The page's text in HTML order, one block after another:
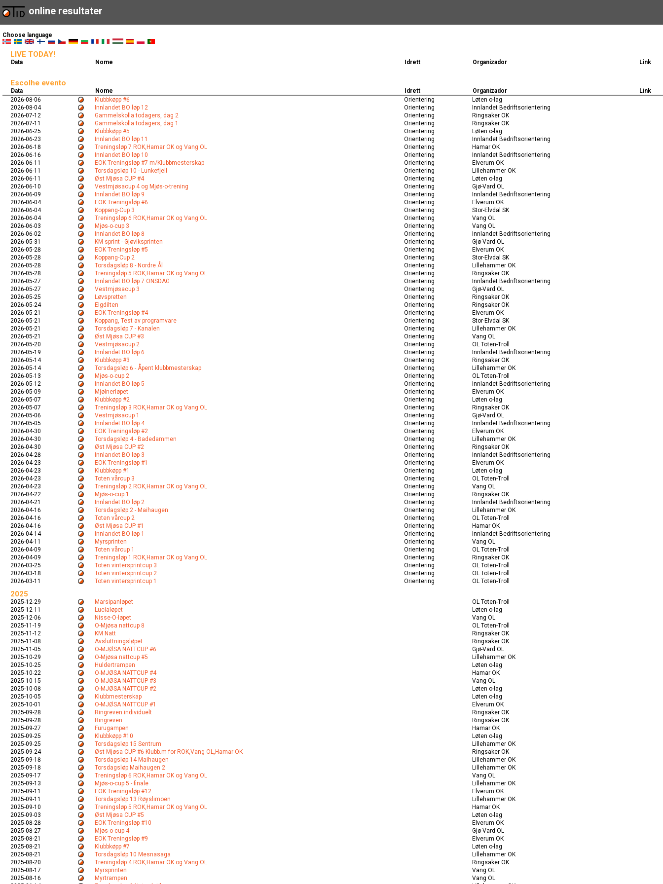
online resultater
Choose language
LIVE TODAY!
Data Nome Idrett Organizador Link
Escolhe evento
Data Nome Idrett Organizador
Link
2026-08-06
Klubbkøpp #6 Orientering
Løten o-lag
2026-08-04
Innlandet BO løp 12 Orientering
Innlandet Bedriftsorientering
2026-07-12
Gammelskolla todagers, dag 2 Orientering
Ringsaker OK
2026-07-11
Gammelskolla todagers, dag 1 Orientering
Ringsaker OK
2026-06-25
Klubbkøpp #5 Orientering
Løten o-lag
2026-06-23
Innlandet BO løp 11 Orientering
Innlandet Bedriftsorientering
2026-06-18
Treningsløp 7 ROK,Hamar OK og Vang OL Orientering
Hamar OK
2026-06-16
Innlandet BO løp 10 Orientering
Innlandet Bedriftsorientering
2026-06-11
EOK Treningsløp #7 m/Klubbmesterskap Orientering
Elverum OK
2026-06-11
Torsdagsløp 10 - Lunkefjell Orientering
Lillehammer OK
2026-06-11
Øst Mjøsa CUP #4 Orientering
Løten o-lag
2026-06-10
Vestmjøsacup 4 og Mjøs-o-trening Orientering
Gjø-Vard OL
2026-06-09
Innlandet BO løp 9 Orientering
Innlandet Bedriftsorientering
2026-06-04
EOK Treningsløp #6 Orientering
Elverum OK
2026-06-04
Koppang-Cup 3 Orientering
Stor-Elvdal SK
2026-06-04
Treningsløp 6 ROK,Hamar OK og Vang OL Orientering
Vang OL
2026-06-03
Mjøs-o-cup 3 Orientering
Vang OL
2026-06-02
Innlandet BO løp 8 Orientering
Innlandet Bedriftsorientering
2026-05-31
KM sprint - Gjøviksprinten Orientering
Gjø-Vard OL
2026-05-28
EOK Treningsløp #5 Orientering
Elverum OK
2026-05-28
Koppang-Cup 2 Orientering
Stor-Elvdal SK
2026-05-28
Torsdagsløp 8 - Nordre Ål Orientering
Lillehammer OK
2026-05-28
Treningsløp 5 ROK,Hamar OK og Vang OL Orientering
Ringsaker OK
2026-05-27
Innlandet BO løp 7 ONSDAG Orientering
Innlandet Bedriftsorientering
2026-05-27
Vestmjøsacup 3 Orientering
Gjø-Vard OL
2026-05-25
Løvspretten Orientering
Ringsaker OK
2026-05-24
Elgdilten Orientering
Ringsaker OK
2026-05-21
EOK Treningsløp #4 Orientering
Elverum OK
2026-05-21
Koppang, Test av programvare Orientering
Stor-Elvdal SK
2026-05-21
Torsdagsløp 7 - Kanalen Orientering
Lillehammer OK
2026-05-21
Øst Mjøsa CUP #3 Orientering
Vang OL
2026-05-20
Vestmjøsacup 2 Orientering
OL Toten-Troll
2026-05-19
Innlandet BO løp 6 Orientering
Innlandet Bedriftsorientering
2026-05-14
Klubbkøpp #3 Orientering
Ringsaker OK
2026-05-14
Torsdagsløp 6 - Åpent klubbmesterskap Orientering
Lillehammer OK
2026-05-13
Mjøs-o-cup 2 Orientering
OL Toten-Troll
2026-05-12
Innlandet BO løp 5 Orientering
Innlandet Bedriftsorientering
2026-05-09
Mjølnerløpet Orientering
Elverum OK
2026-05-07
Klubbkøpp #2 Orientering
Løten o-lag
2026-05-07
Treningsløp 3 ROK,Hamar OK og Vang OL Orientering
Ringsaker OK
2026-05-06
Vestmjøsacup 1 Orientering
Gjø-Vard OL
2026-05-05
Innlandet BO løp 4 Orientering
Innlandet Bedriftsorientering
2026-04-30
EOK Treningsløp #2 Orientering
Elverum OK
2026-04-30
Torsdagsløp 4 - Badedammen Orientering
Lillehammer OK
2026-04-30
Øst Mjøsa CUP #2 Orientering
Ringsaker OK
2026-04-28
Innlandet BO løp 3 Orientering
Innlandet Bedriftsorientering
2026-04-23
EOK Treningsløp #1 Orientering
Elverum OK
2026-04-23
Klubbkøpp #1 Orientering
Løten o-lag
2026-04-23
Toten vårcup 3 Orientering
OL Toten-Troll
2026-04-23
Treningsløp 2 ROK,Hamar OK og Vang OL Orientering
Vang OL
2026-04-22
Mjøs-o-cup 1 Orientering
Ringsaker OK
2026-04-21
Innlandet BO løp 2 Orientering
Innlandet Bedriftsorientering
2026-04-16
Torsdagsløp 2 - Maihaugen Orientering
Lillehammer OK
2026-04-16
Toten vårcup 2 Orientering
OL Toten-Troll
2026-04-16
Øst Mjøsa CUP #1 Orientering
Hamar OK
2026-04-14
Innlandet BO løp 1 Orientering
Innlandet Bedriftsorientering
2026-04-11
Myrsprinten Orientering
Vang OL
2026-04-09
Toten vårcup 1 Orientering
OL Toten-Troll
2026-04-09
Treningsløp 1 ROK,Hamar OK og Vang OL Orientering
Ringsaker OK
2026-03-25
Toten vintersprintcup 3 Orientering
OL Toten-Troll
2026-03-18
Toten vintersprintcup 2 Orientering
OL Toten-Troll
2026-03-11
Toten vintersprintcup 1 Orientering OL Toten-Troll
2025
2025-12-29 Marsipanløpet
OL Toten-Troll
2025-12-11
Lucialøpet
Løten o-lag
2025-12-06
Nisse-O-løpet
Vang OL
2025-11-19
O-Mjøsa nattcup 8
OL Toten-Troll
2025-11-12
KM Natt
Ringsaker OK
2025-11-08
Avsluttningsløpet
Ringsaker OK
2025-11-05
O-MJØSA NATTCUP #6
Gjø-Vard OL
2025-10-29
O-Mjøsa nattcup #5
Lillehammer OK
2025-10-25
Huldertrampen
Løten o-lag
2025-10-22
O-MJØSA NATTCUP #4
Hamar OK
2025-10-15
O-MJØSA NATTCUP #3
Vang OL
2025-10-08
O-MJØSA NATTCUP #2
Løten o-lag
2025-10-05
Klubbmesterskap
Løten o-lag
2025-10-01
O-MJØSA NATTCUP #1
Elverum OK
2025-09-28
Ringreven individuelt
Ringsaker OK
2025-09-28
Ringreven
Ringsaker OK
2025-09-27
Furugampen
Hamar OK
2025-09-25
Klubbkøpp #10
Løten o-lag
2025-09-25
Torsdagsløp 15 Sentrum
Lillehammer OK
2025-09-24
Øst Mjøsa CUP #6 Klubb.m for ROK,Vang OL,Hamar OK
Ringsaker OK
2025-09-18
Torsdagsløp 14 Maihaugen
Lillehammer OK
2025-09-18
Torsdagsløp Maihaugen 2
Lillehammer OK
2025-09-17
Treningsløp 6 ROK,Hamar OK og Vang OL
Vang OL
2025-09-13
Mjøs-o-cup 5 - finale
Lillehammer OK
2025-09-11
EOK Treningsløp #12
Elverum OK
2025-09-11
Torsdagsløp 13 Røyslimoen
Lillehammer OK
2025-09-10
Treningsløp 5 ROK,Hamar OK og Vang OL
Hamar OK
2025-09-03
Øst Mjøsa CUP #5
Løten o-lag
2025-08-28
EOK Treningsløp #10
Elverum OK
2025-08-27
Mjøs-o-cup 4
Gjø-Vard OL
2025-08-21
EOK Treningsløp #9
Elverum OK
2025-08-21
Klubbkøpp #7
Løten o-lag
2025-08-21
Torsdagsløp 10 Mesnasaga
Lillehammer OK
2025-08-20
Treningsløp 4 ROK,Hamar OK og Vang OL
Ringsaker OK
2025-08-17
Myrsprinten
Vang OL
2025-08-16
Myrtrampen
Vang OL